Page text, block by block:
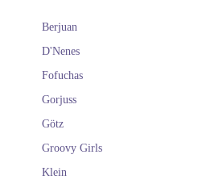
Berjuan
D'Nenes
Fofuchas
Gorjuss
Götz
Groovy Girls
Klein